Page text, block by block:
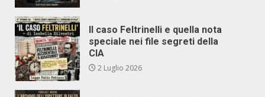
Il caso Feltrinelli e quella nota
speciale nei file segreti della
CIA
2 Luglio 2026